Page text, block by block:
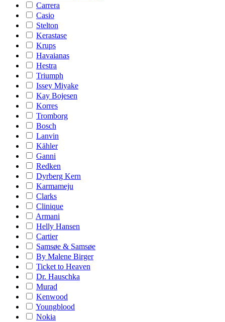
Carrera
Casio
Stelton
Kerastase
Krups
Havaianas
Hestra
Triumph
Issey Miyake
Kay Bojesen
Korres
Tromborg
Bosch
Lanvin
Kähler
Ganni
Redken
Dyrberg Kern
Karmameju
Clarks
Clinique
Armani
Helly Hansen
Cartier
Samsøe & Samsøe
By Malene Birger
Ticket to Heaven
Dr. Hauschka
Murad
Kenwood
Youngblood
Nokia